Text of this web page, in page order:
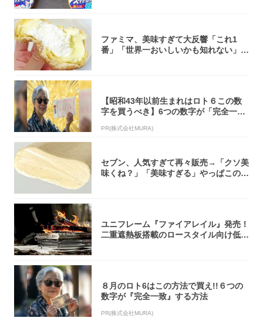
ファミマ、美味すぎて大反響「これ1
番」「世界一おいしいかも知れない」
【昭和43年以前生まれはロト６この数
字を買うべき】6つの数字が「完全一
PR(株式会社MURA)
セブン、人気すぎて再々販売→「クソ美
味くね？」「美味すぎる」やっぱこのク
ユニフレーム『ファイアレイル』発売！
二重遮熱板搭載のロースタイル向け低型
８月のロト6はこの方法で買え!!６つの
数字が『完全一致』する方法
PR(株式会社MURA)